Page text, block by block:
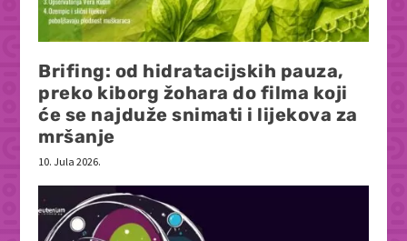
Brifing: od hidratacijskih pauza,
preko kiborg žohara do filma koji
će se najduže snimati i lijekova za
mršanje
10. Jula 2026.